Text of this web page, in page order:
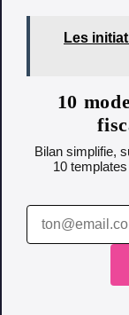
Les
10
Bilan simplifie,
10